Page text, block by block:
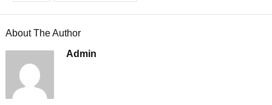
About The Author
Admin